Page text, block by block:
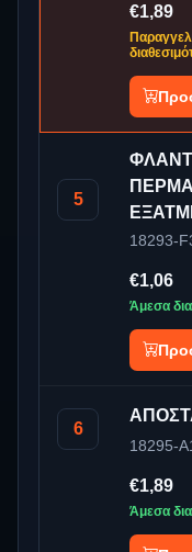
€1,89
5
18293-
€1,06
Άμεσα
6
18295-
€1,89
Άμεσα